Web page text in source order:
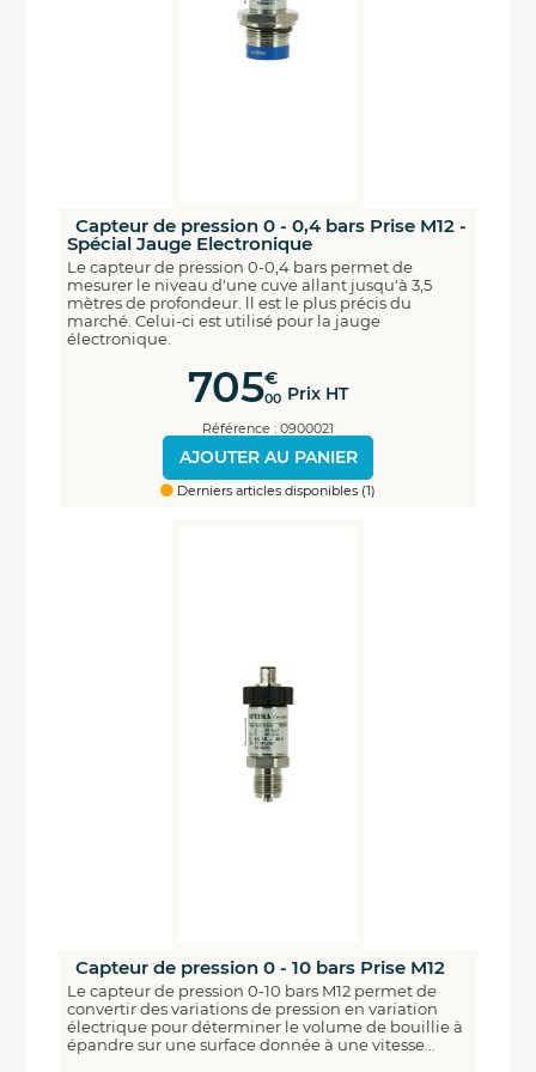
Capteur de pression 0 - 0,4 bars Prise M12 -
Spécial Jauge Electronique
Le capteur de pression 0-0,4 bars permet de
mesurer le niveau d'une cuve allant jusqu'à 3,5
mètres de profondeur. ll est le plus précis du
marché. Celui-ci est utilisé pour la jauge
électronique.
705€
00 Prix HT
Référence : 0900021
AJOUTER AU PANIER
Derniers articles disponibles (1)
Capteur de pression 0 - 10 bars Prise M12
Le capteur de pression 0-10 bars M12 permet de
convertir des variations de pression en variation
électrique pour déterminer le volume de bouillie à
épandre sur une surface donnée à une vitesse...